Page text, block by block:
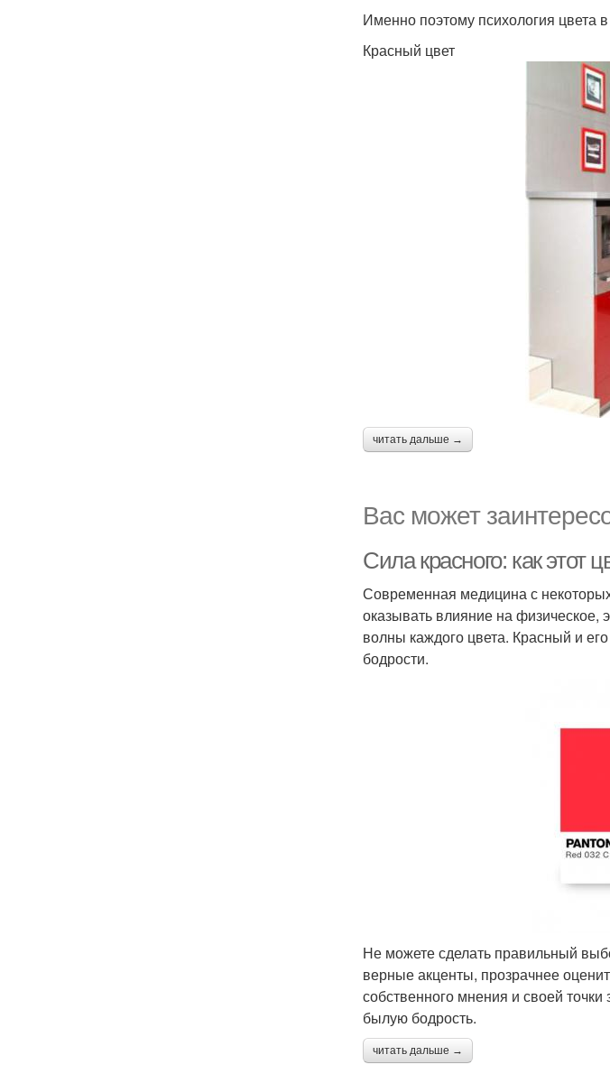
Именно поэтому психология цвета
Красный цвет
читать дальше →
Вас может
Сила красного: как этот
Современная медицина с
оказывать влияние на физическое,
волны каждого цвета. Красный и
бодрости.
Не можете сделать правильный
верные акценты, прозрачнее
собственного мнения и своей
былую бодрость.
читать дальше →